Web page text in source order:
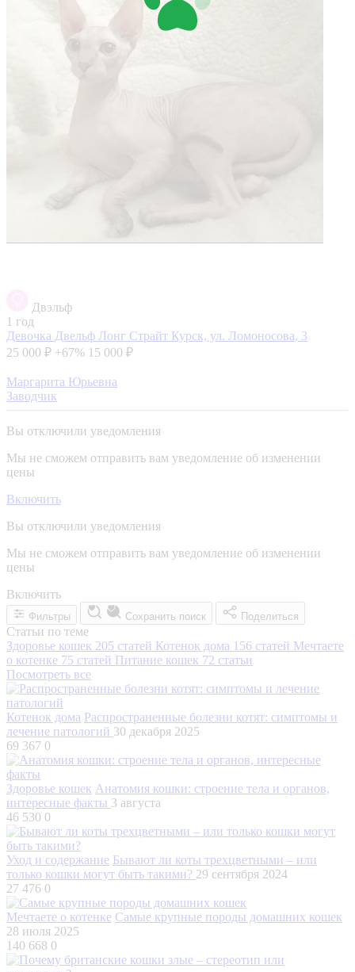
Двэльф
1 год
Девочка Двельф Лонг Страйт Курск, ул. Ломоносова, 3
25 000 ₽ +67% 15 000 ₽
Маргарита Юрьевна
Заводчик
Вы отключили уведомления
Мы не сможем отправить вам уведомление об изменении
цены
Включить
Вы отключили уведомления
Мы не сможем отправить вам уведомление об изменении
цены
Включить
Фильтры Сохранить поиск Поделиться
Статьи по теме
Здоровье кошек 205 статей Котенок дома 156 статей Мечтаете
о котенке 75 статей Питание кошек 72 статьи
Посмотреть все
Котенок дома Распространенные болезни котят: симптомы и
лечение патологий 30 декабря 2025
69 367 0
Здоровье кошек Анатомия кошки: строение тела и органов,
интересные факты 3 августа
46 530 0
Уход и содержание Бывают ли коты трехцветными – или
только кошки могут быть такими? 29 сентября 2024
27 476 0
Мечтаете о котенке Самые крупные породы домашних кошек
28 июля 2025
140 668 0